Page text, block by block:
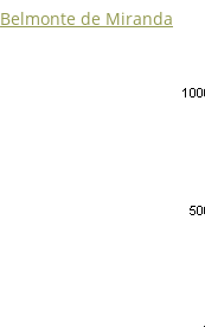
Belmonte de Miranda